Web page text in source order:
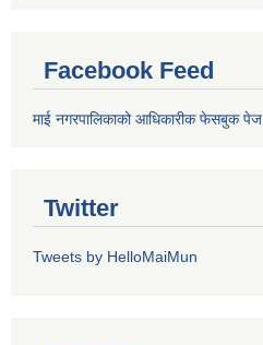
Facebook Feed
माई नगरपालिकाको आधिकारीक फेसबुक पेज
Twitter
Tweets by HelloMaiMun